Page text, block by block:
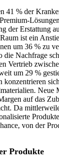
41 % der
der Erstattung
ist ein
um 36 % zu
Nachfrage
Vertrieb
um 29 %
konzentrieren
Neue
auf das
Da
von der
Produkte